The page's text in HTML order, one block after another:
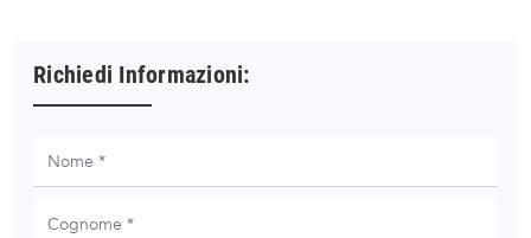
Richiedi Informazioni: